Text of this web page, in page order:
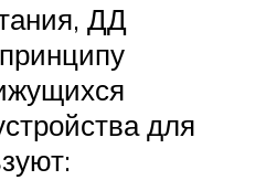
ДД
для